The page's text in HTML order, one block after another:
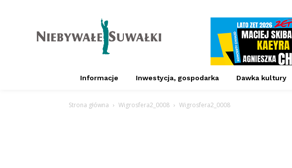
Informacje Inwestycja, gospodarka Dawka kultury
Strona główna Wigrosfera2_0008 Wigrosfera2_0008